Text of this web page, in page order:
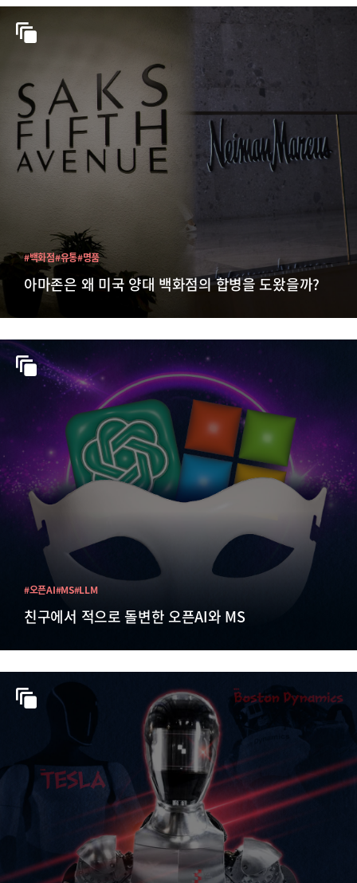
아마존은 왜 미국 양대 백화점의 합병을 도왔을까?
#백화점#유통#명품
친구에서 적으로 돌변한 오픈AI와 MS
#오픈AI#MS#LLM